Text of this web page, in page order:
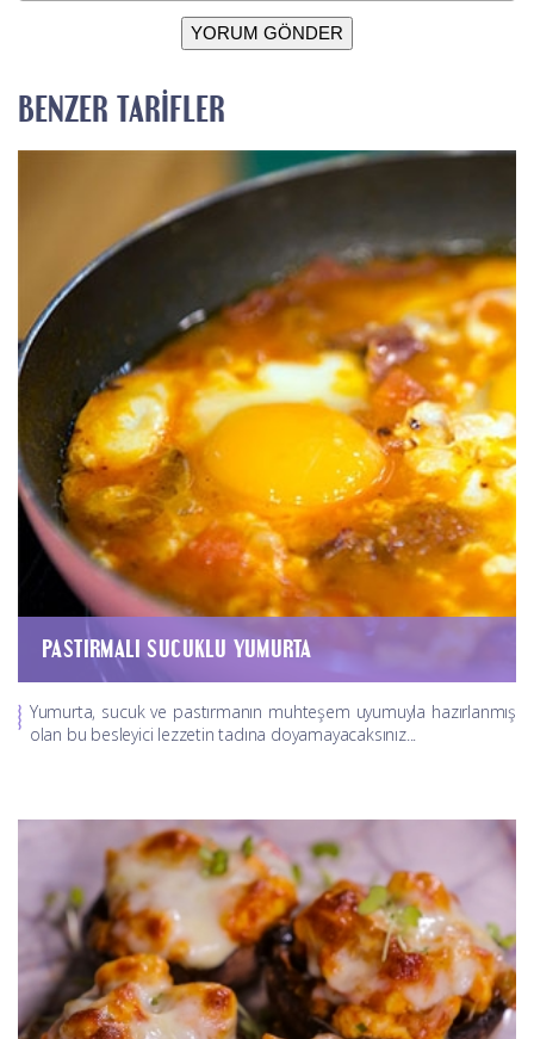
YORUM GÖNDER
BENZER TARIFLER
PASTIRMALI SUCUKLU YUMURTA
Yumurta, sucuk ve pastırmanın muhteşem uyumuyla hazırlanmış
olan bu besleyici lezzetin tadına doyamayacaksınız...